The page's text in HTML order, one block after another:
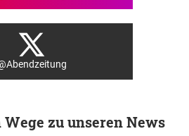
zu unseren News